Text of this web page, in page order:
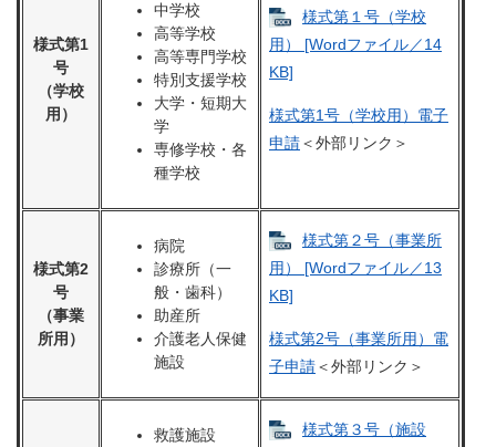
様式第1
号
（学校
用）
中学校
高等学校
高等専門学校
特別支援学校
大学・短期大
学
専修学校・各
種学校
様式第１号（学校
用） [Wordファイル／14
KB]
様式第1号（学校用）電子
申請＜外部リンク＞
様式第2
号
（事業
所用）
病院
診療所（一
般・歯科）
助産所
介護老人保健
施設
様式第２号（事業所
用） [Wordファイル／13
KB]
様式第2号（事業所用）電
子申請＜外部リンク＞
救護施設
様式第３号（施設